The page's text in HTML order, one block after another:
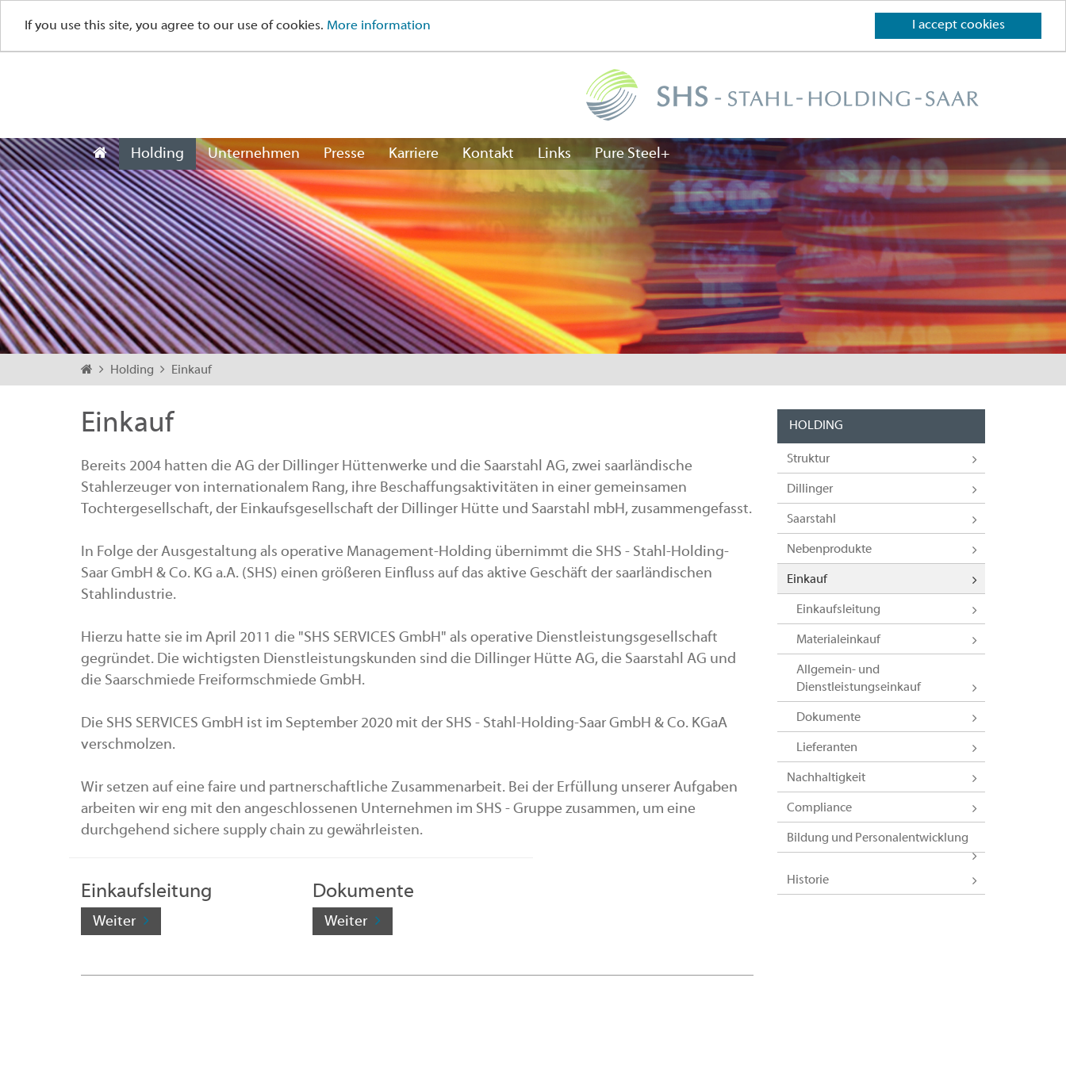
I accept cookies
If you use this site, you agree to our use of cookies. More information
Holding Unternehmen Presse Karriere Kontakt Links Pure Steel+
Holding Einkauf
Einkauf
Bereits 2004 hatten die AG der Dillinger Hüttenwerke und die Saarstahl AG, zwei saarländische
Stahlerzeuger von internationalem Rang, ihre Beschaffungsaktivitäten in einer gemeinsamen
Tochtergesellschaft, der Einkaufsgesellschaft der Dillinger Hütte und Saarstahl mbH, zusammengefasst.
In Folge der Ausgestaltung als operative Management-Holding übernimmt die SHS - Stahl-Holding-
Saar GmbH & Co. KG a.A. (SHS) einen größeren Einfluss auf das aktive Geschäft der saarländischen
Stahlindustrie.
Hierzu hatte sie im April 2011 die "SHS SERVICES GmbH" als operative Dienstleistungsgesellschaft
gegründet. Die wichtigsten Dienstleistungskunden sind die Dillinger Hütte AG, die Saarstahl AG und
die Saarschmiede Freiformschmiede GmbH.
Die SHS SERVICES GmbH ist im September 2020 mit der SHS - Stahl-Holding-Saar GmbH & Co. KGaA
verschmolzen.
Wir setzen auf eine faire und partnerschaftliche Zusammenarbeit. Bei der Erfüllung unserer Aufgaben
arbeiten wir eng mit den angeschlossenen Unternehmen im SHS - Gruppe zusammen, um eine
durchgehend sichere supply chain zu gewährleisten.
Einkaufsleitung
Weiter
Dokumente
Weiter
HOLDING
Struktur
Dillinger
Saarstahl
Nebenprodukte
Einkauf
Einkaufsleitung
Materialeinkauf
Allgemein- und
Dienstleistungseinkauf
Dokumente
Lieferanten
Nachhaltigkeit
Compliance
Bildung und Personalentwicklung
Historie